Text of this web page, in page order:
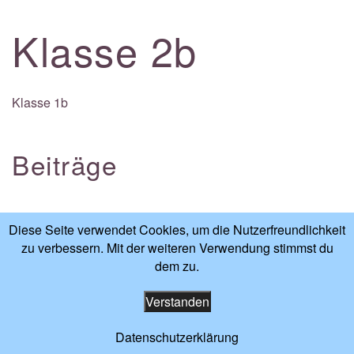
Klasse 2b
Klasse 1b
Beiträge
Impressum-Datenschutzerklärung
Diese Seite verwendet Cookies, um die Nutzerfreundlichkeit
zu verbessern. Mit der weiteren Verwendung stimmst du
dem zu.
Verstanden
Datenschutzerklärung